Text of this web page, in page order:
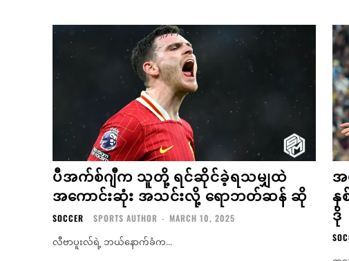
ပီအက်စ်ဂျီက သူတို့ ရင်ဆိုင်ခဲ့ရသမျှထဲ
အကောင်းဆုံး အသင်းလို့ ရောဘတ်ဆန် ဆို
SOCCER SPORTS AUTHOR - MARCH 10, 2025
လီဗာပူးလ်ရဲ့ ဘယ်နောက်ခံက...
အ
နှ
ဒို